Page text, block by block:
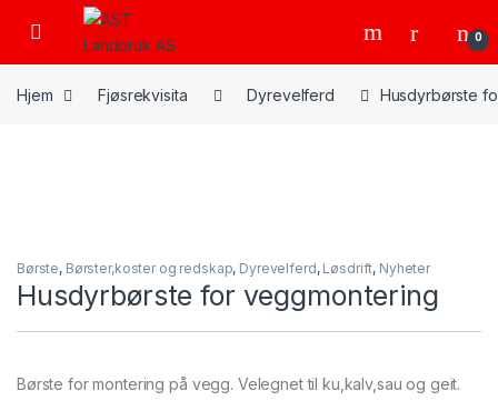
Skip to navigation
Skip to content
Open 0
Hjem Fjøsrekvisita Dyrevelferd Husdyrbørste
Børste, Børster,koster og redskap, Dyrevelferd, Løsdrift, Nyheter
Husdyrbørste for veggmontering
Børste for montering på vegg. Velegnet til ku,kalv,sau og geit.